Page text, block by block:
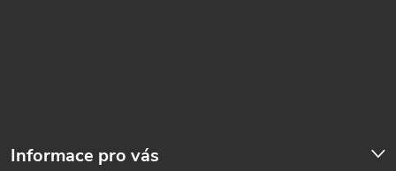
Informace pro vás